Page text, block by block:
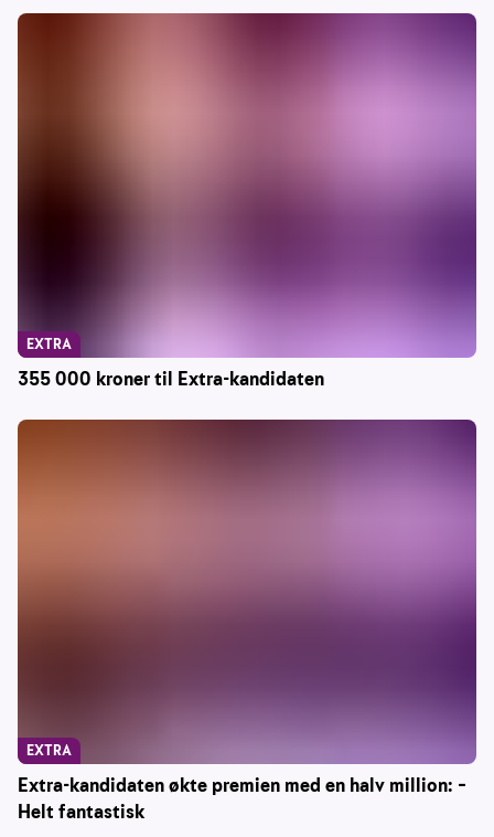
355 000 kroner til Extra-kandidaten
EXTRA
Extra-kandidaten økte premien med en halv million: –
Helt fantastisk
EXTRA